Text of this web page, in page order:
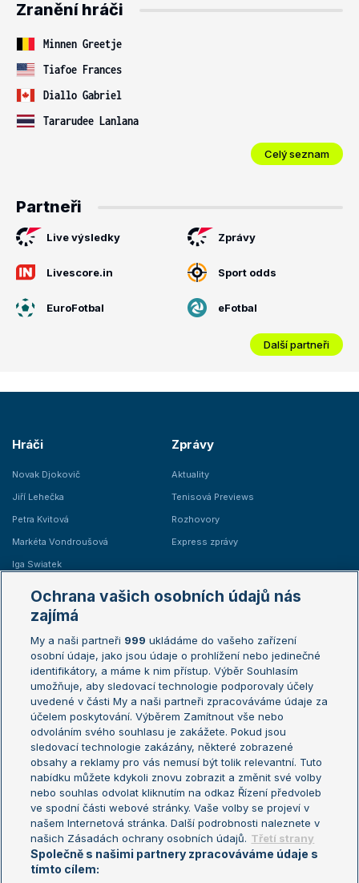
Zranění hráči
Minnen Greetje
Tiafoe Frances
Diallo Gabriel
Tararudee Lanlana
Celý seznam
Partneři
Live výsledky Zprávy
Livescore.in Sport odds
EuroFotbal eFotbal
Další partneři
Hráči
Novak Djokovič
Jiří Lehečka
Petra Kvitová
Markéta Vondroušová
Iga Swiatek
Zprávy
Aktuality
Tenisová Previews
Rozhovory
Express zprávy
Žebříčky
Žebříček ATP (muži)
Žebříček WTA (ženy)
Sázkařský žebříček
Australian Open
French Open
Wimbledon
US Open
Turnaj mistrů
Turnaj mistryň
Aktualní trendy
Fotbalové přestupy
Livesport Daily
LS Prague Open
Ochrana vašich osobních údajů nás
zajímá
My a naši partneři 999 ukládáme do vašeho zařízení
osobní údaje, jako jsou údaje o prohlížení nebo jedinečné
identifikátory, a máme k nim přístup. Výběr Souhlasím
umožňuje, aby sledovací technologie podporovaly účely
uvedené v části My a naši partneři zpracováváme údaje za
účelem poskytování. Výběrem Zamítnout vše nebo
odvoláním svého souhlasu je zakážete. Pokud jsou
sledovací technologie zakázány, některé zobrazené
obsahy a reklamy pro vás nemusí být tolik relevantní. Tuto
nabídku můžete kdykoli znovu zobrazit a změnit své volby
nebo souhlas odvolat kliknutím na odkaz Řízení předvoleb
ve spodní části webové stránky. Vaše volby se projeví v
našem Internetová stránka. Další podrobnosti naleznete v
našich Zásadách ochrany osobních údajů. Třetí strany
Společně s našimi partnery zpracováváme údaje s
tímto cílem: